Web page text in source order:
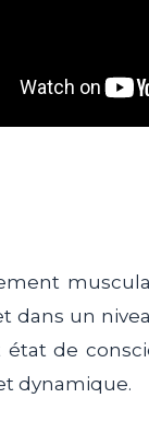
un
de
dynamique.